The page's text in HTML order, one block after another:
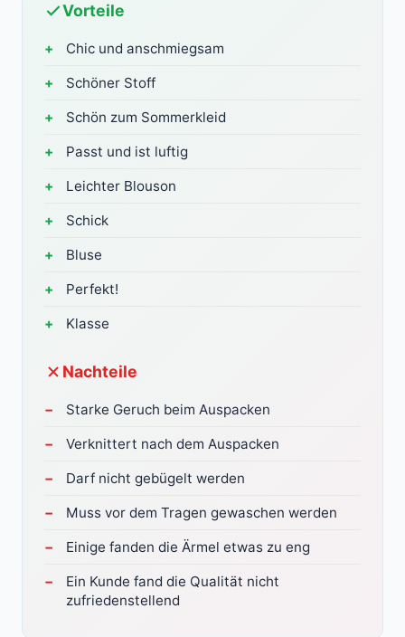
Vorteile
Chic und anschmiegsam
Schöner Stoff
Schön zum Sommerkleid
Passt und ist luftig
Leichter Blouson
Schick
Bluse
Perfekt!
Klasse
Nachteile
Starke Geruch beim Auspacken
Verknittert nach dem Auspacken
Darf nicht gebügelt werden
Muss vor dem Tragen gewaschen werden
Einige fanden die Ärmel etwas zu eng
Ein Kunde fand die Qualität nicht
zufriedenstellend